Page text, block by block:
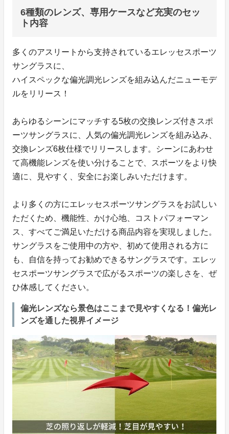
6種類のレンズ、専用ケースなど充実のセッ
ト内容
多くのアスリートから支持されているエレッセスポーツ
サングラスに、
ハイスペックな偏光調光レンズを組み込んだニューモデ
ルをリリース！
あらゆるシーンにマッチする5枚の交換レンズ付きスポ
ーツサングラスに、人気の偏光調光レンズを組み込み、
交換レンズ6枚仕様でリリースします。シーンにあわせ
て高機能レンズを使い分けることで、スポーツをより快
適に、見やすく、安全にお楽しみいただけます。
より多くの方にエレッセスポーツサングラスをお試しい
ただくため、機能性、かけ心地、コストパフォーマン
ス、すべてご満足いただける商品内容を実現しました。
サングラスをご使用中の方や、初めて使用される方に
も、自信を持ってお勧めできるサングラスです。エレッ
セスポーツサングラスで広がるスポーツの楽しさを、ぜ
ひ体感してください。
偏光レンズなら景色はここまで見やすくなる！偏光レ
ンズを通した視界イメージ